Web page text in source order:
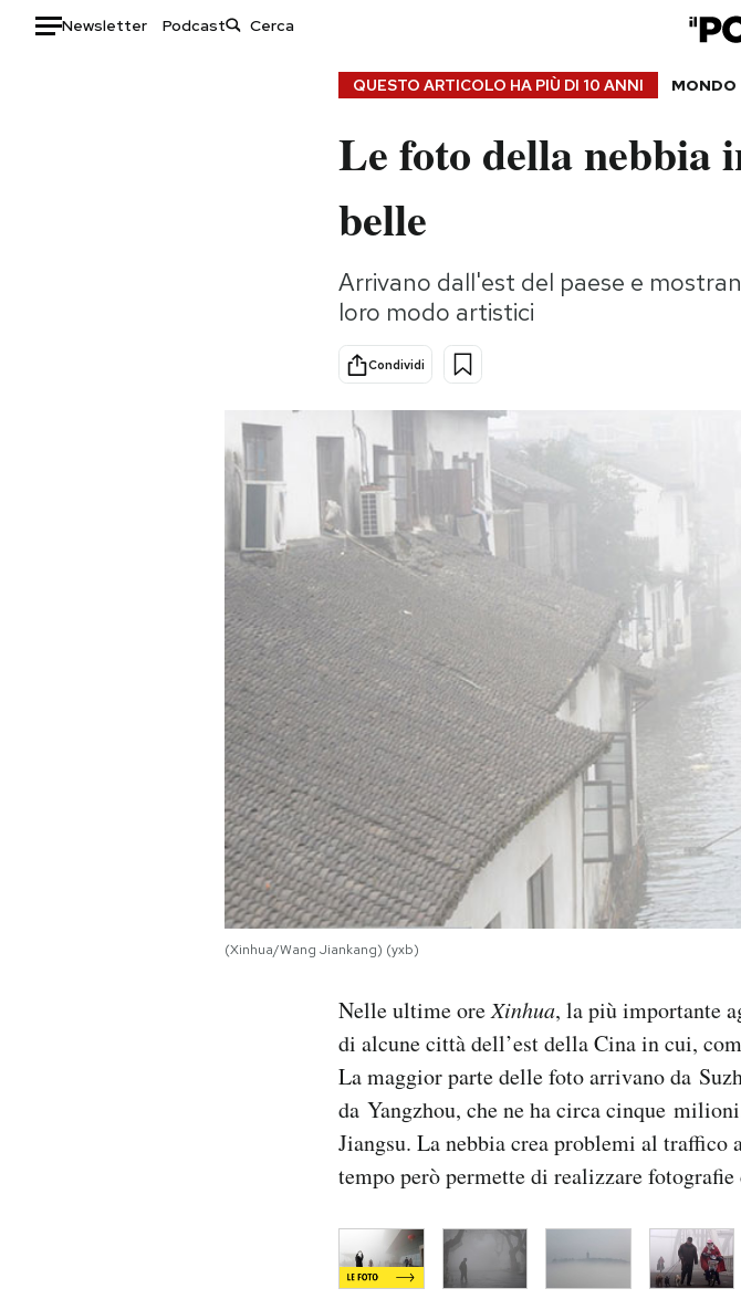
Newsletter Podcast
Storie/Idee
Ok Boomer!
Altrecose
Mondiali calcio 2026
AREA PERSONALE
QUESTO ARTICOLO HA PIÙ DI 10 ANNI MONDO
Le foto della nebbia
belle
Arrivano dall'est del paese e
loro modo artistici
Condividi
(Xinhua/Wang Jiankang) (yxb)
Nelle ultime oreXinhua, la più importante
di alcune città dell’est della Cina in cui,
La maggior parte delle foto arrivano da
da Yangzhou, che ne ha circa cinque
Jiangsu. La nebbia crea problemi al
tempo però permette di realizzare fotografie